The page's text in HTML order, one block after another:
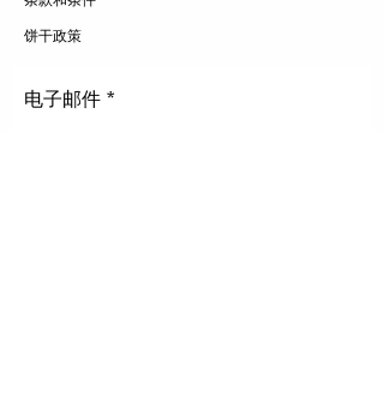
饼干政策
电子邮件